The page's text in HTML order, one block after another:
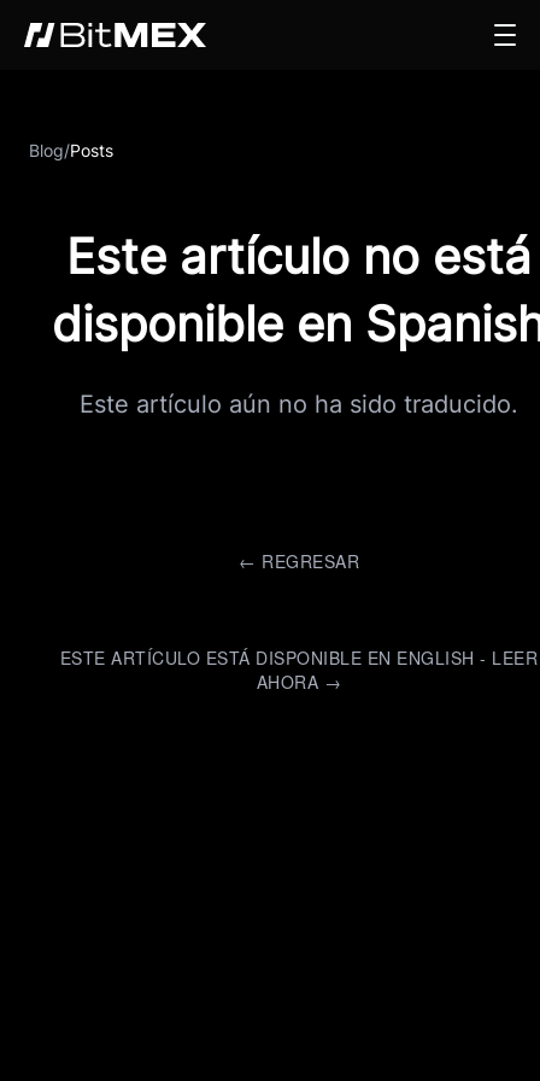
Blog/Posts
Este artículo no está
disponible en
Este artículo aún no ha sido traducido.
← REGRESAR
ESTE ARTÍCULO ESTÁ DISPONIBLE EN ENGLISH - LEER
AHORA →